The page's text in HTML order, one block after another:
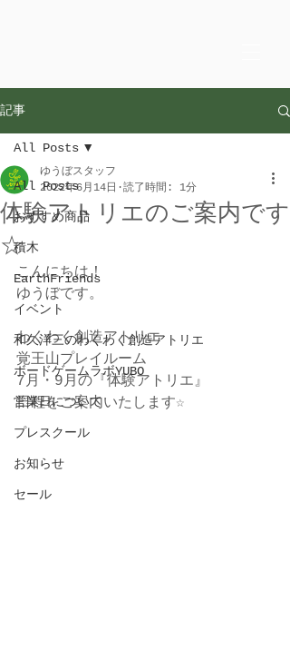
記事
All Posts
おすすめ商品
積木
EarthFriends
イベント
和久洋三のわくわく創造アトリエ
ボードゲームラボYUBO
営業日について
プレスクール
お知らせ
セール
All Posts
体験アトリエのご案内です
☆
ゆうぼスタッフ
2022年6月14日
読了時間: 1分
こんにちは！
ゆうぼです。
わくわく創造アトリエ
覚王山プレイルーム
7月・9月の『体験アトリエ』
日程をご案内いたします☆